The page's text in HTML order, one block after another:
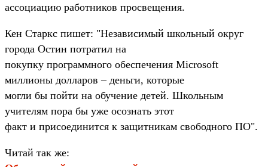
ассоциацию работников просвещения.
Кен Старкс пишет: "Независимый школьный округ
города Остин потратил на
покупку программного обеспечения Microsoft
миллионы долларов – деньги, которые
могли бы пойти на обучение детей. Школьным
учителям пора бы уже осознать этот
факт и присоединится к защитникам свободного ПО".
Читай так же: